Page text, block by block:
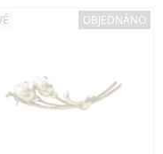
OBJEDNÁNO